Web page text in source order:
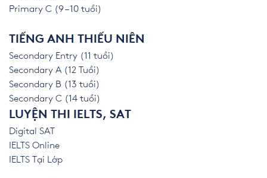
Primary C (9 – 10 tuổi)
TIẾNG ANH THIẾU NIÊN
Secondary Entry (11 tuổi)
Secondary A (12 Tuổi)
Secondary B (13 tuổi)
Secondary C (14 tuổi)
LUYỆN THI IELTS, SAT
Digital SAT
IELTS Online
IELTS Tại Lớp